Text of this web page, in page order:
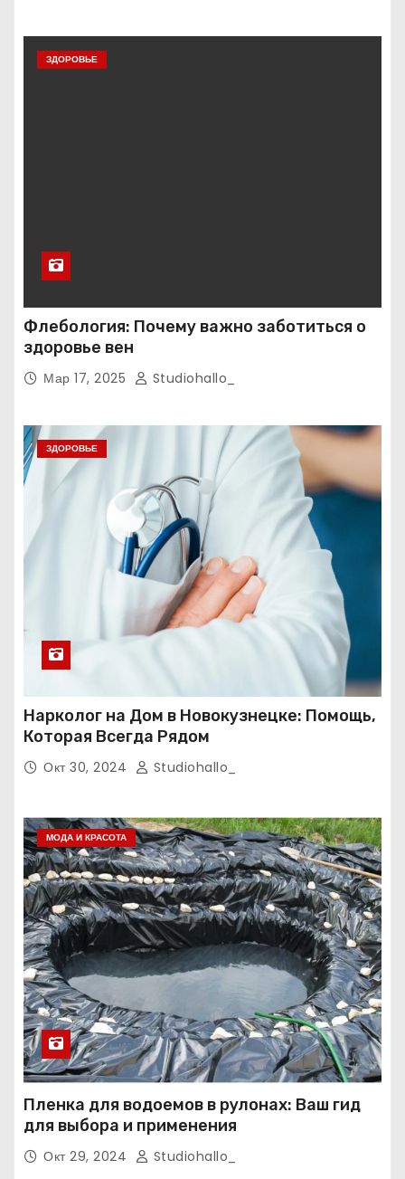
ЗДОРОВЬЕ
Флебология: Почему важно заботиться о
здоровье вен
Мар 17, 2025 Studiohallo_
ЗДОРОВЬЕ
Нарколог на Дом в Новокузнецке: Помощь,
Которая Всегда Рядом
Окт 30, 2024 Studiohallo_
МОДА И КРАСОТА
Пленка для водоемов в рулонах: Ваш гид
для выбора и применения
Окт 29, 2024 Studiohallo_